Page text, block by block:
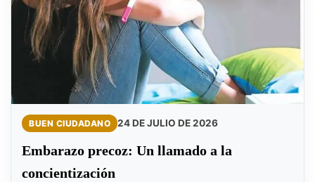
BUEN CIUDADANO 24 DE JULIO DE 2026
Embarazo precoz: Un llamado a la
concientización